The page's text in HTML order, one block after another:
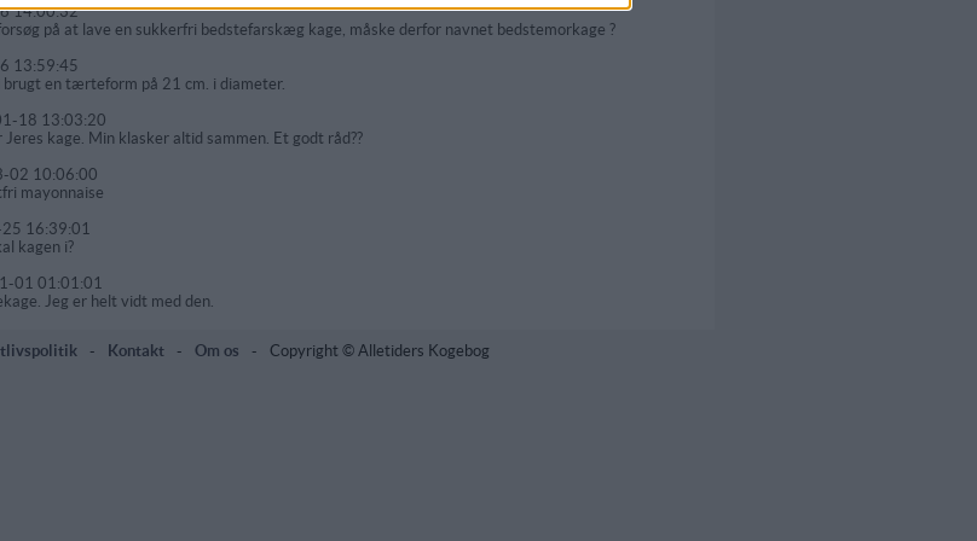
14:00:32
på at lave en sukkerfri bedstefarskæg kage, måske derfor navnet bedstemorkage ?
13:59:45
brugt en tærteform på 21 cm. i diameter.
18 13:03:20
kage. Min klasker altid sammen. Et godt råd??
02 10:06:00
mayonnaise
16:39:01
kagen i?
01 01:01:01
Jeg er helt vidt med den.
- Kontakt - Om os - Copyright © Alletiders Kogebog